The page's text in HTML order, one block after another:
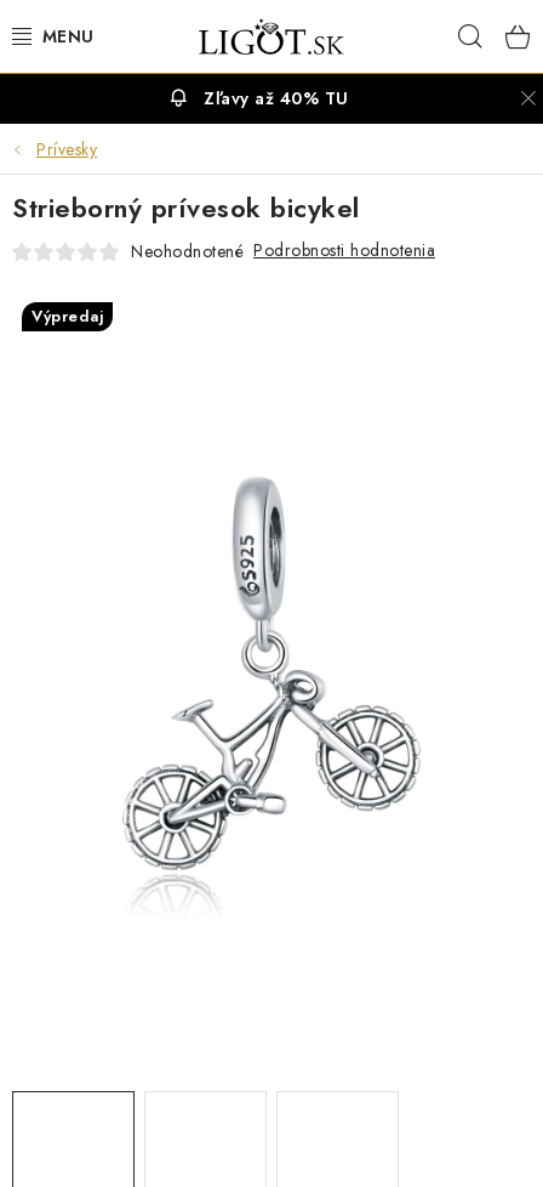
na
NÁUŠNICE
NÁHRDELNÍKY
Vrátenie, výmena, reklamácia
Obchodné podmienky
Ochrana súkromia
Zľavy až 40% TU
Prívesky
Strieborný prívesok bicykel
Neohodnotené Podrobnosti hodnotenia
Výpredaj